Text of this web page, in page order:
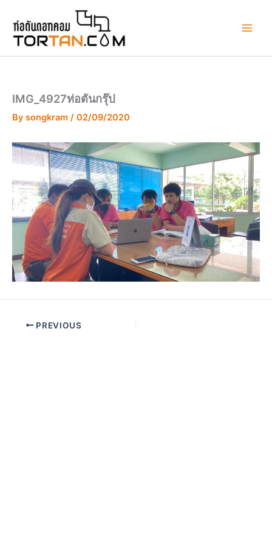
content
IMG_4927ท่อตันกรุ๊ป
By songkram / 02/09/2020
PREVIOUS